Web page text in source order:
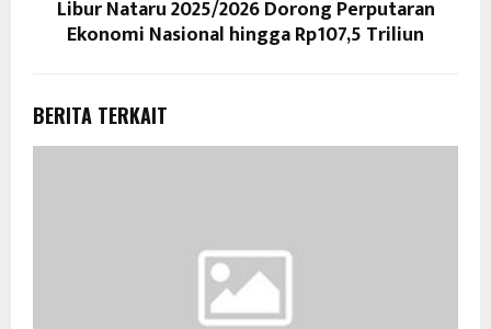
Libur Nataru 2025/2026 Dorong Perputaran
Ekonomi Nasional hingga Rp107,5 Triliun
BERITA TERKAIT